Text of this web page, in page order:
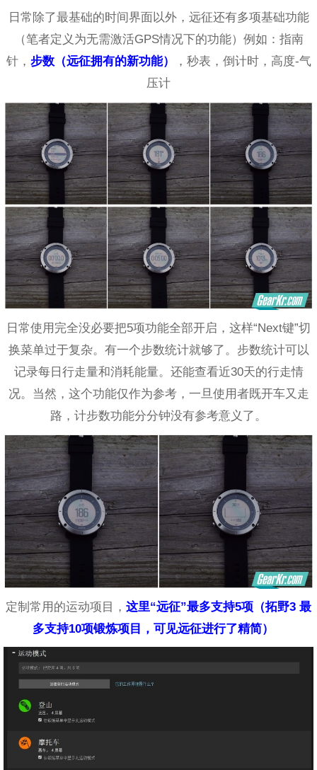
日常除了最基础的时间界面以外，远征还有多项基础功能
（笔者定义为无需激活GPS情况下的功能）例如：指南
针， 步数（远征拥有的新功能）
，秒表，倒计时，高度-气
压计
日常使用完全没必要把5项功能全部开启，这样“Next键”切
换菜单过于复杂。有一个步数统计就够了。步数统计可以
记录每日行走量和消耗能量。还能查看近30天的行走情
况。当然，这个功能仅作为参考，一旦使用者既开车又走
路，计步数功能分分钟没有参考意义了。
定制常用的运动项目， 这里“远征”最多支持5项（拓野3 最
多支持10项锻炼项目，可见远征进行了精简）